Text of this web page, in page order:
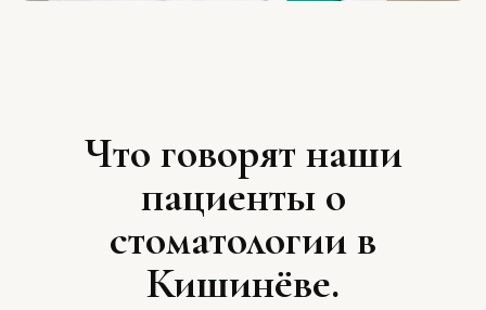
Что говорят наши
пациенты о
стоматологии в
Кишинёве.